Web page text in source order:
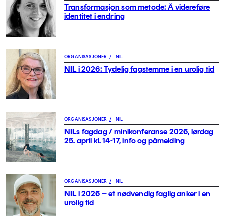
Transformasjon som metode: Å videreføre
identitet i endring
ORGANISASJONER / NIL
NIL i 2026: Tydelig fagstemme i en urolig tid
ORGANISASJONER / NIL
NILs fagdag / minikonferanse 2026, lørdag
25. april kl. 14-17, info og påmelding
ORGANISASJONER / NIL
NIL i 2026 – et nødvendig faglig anker i en
urolig tid